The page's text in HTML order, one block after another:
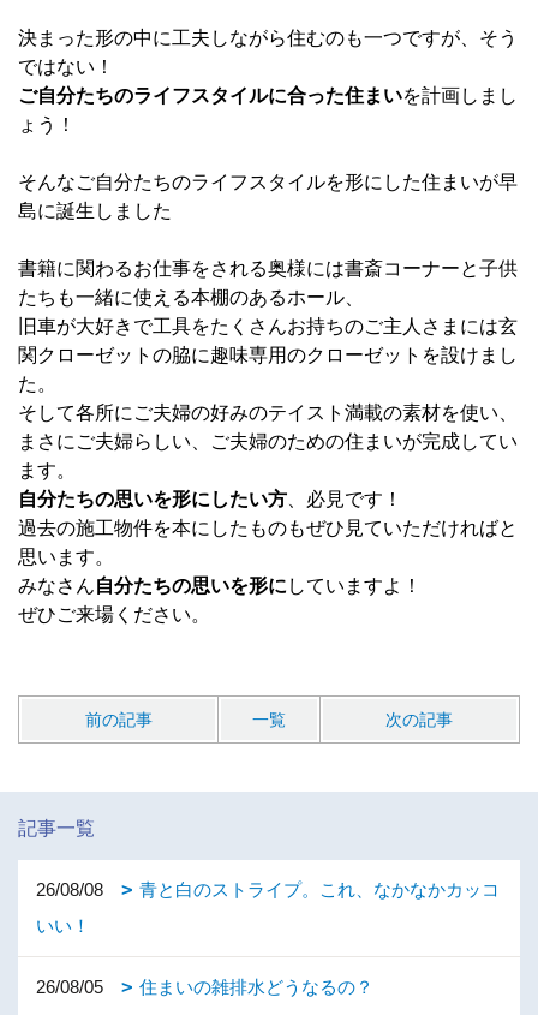
決まった形の中に工夫しながら住むのも一つですが、そう
ではない！
ご自分たちのライフスタイルに合った住まいを計画しまし
ょう！
そんなご自分たちのライフスタイルを形にした住まいが早
島に誕生しました
書籍に関わるお仕事をされる奥様には書斎コーナーと子供
たちも一緒に使える本棚のあるホール、
旧車が大好きで工具をたくさんお持ちのご主人さまには玄
関クローゼットの脇に趣味専用のクローゼットを設けまし
た。
そして各所にご夫婦の好みのテイスト満載の素材を使い、
まさにご夫婦らしい、ご夫婦のための住まいが完成してい
ます。
自分たちの思いを形にしたい方 、必見です！
過去の施工物件を本にしたものもぜひ見ていただければと
思います。
みなさん自分たちの思いを形に していますよ！
ぜひご来場ください。
前の記事 一覧 次の記事
記事一覧
26/08/08
青と白のストライプ。これ、なかなかカッコ
いい！
26/08/05 住まいの雑排水どうなるの？